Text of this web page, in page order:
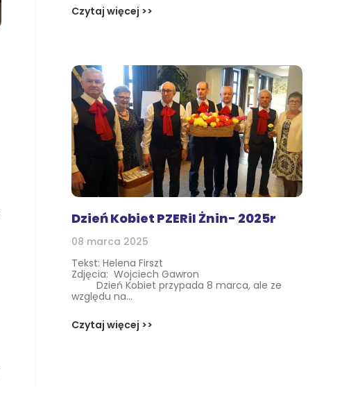
Czytaj więcej >>
Dzień Kobiet PZERiI Żnin- 2025r
08 marca 2025
Tekst: Helena Firszt
Zdjęcia: Wojciech Gawron
Dzień Kobiet przypada 8 marca, ale ze
względu na...
Czytaj więcej >>